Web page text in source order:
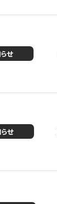
せ
せ